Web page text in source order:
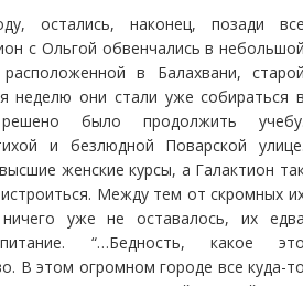
остались, наконец, позади
с Ольгой обвенчались в
расположенной в Балахвани,
неделю они стали уже собираться
было продолжить
и безлюдной Поварской
женские курсы, а Галактион
Между тем от скромных
уже не оставалось, их
“…Бедность, какое
В этом огромном городе все куда-